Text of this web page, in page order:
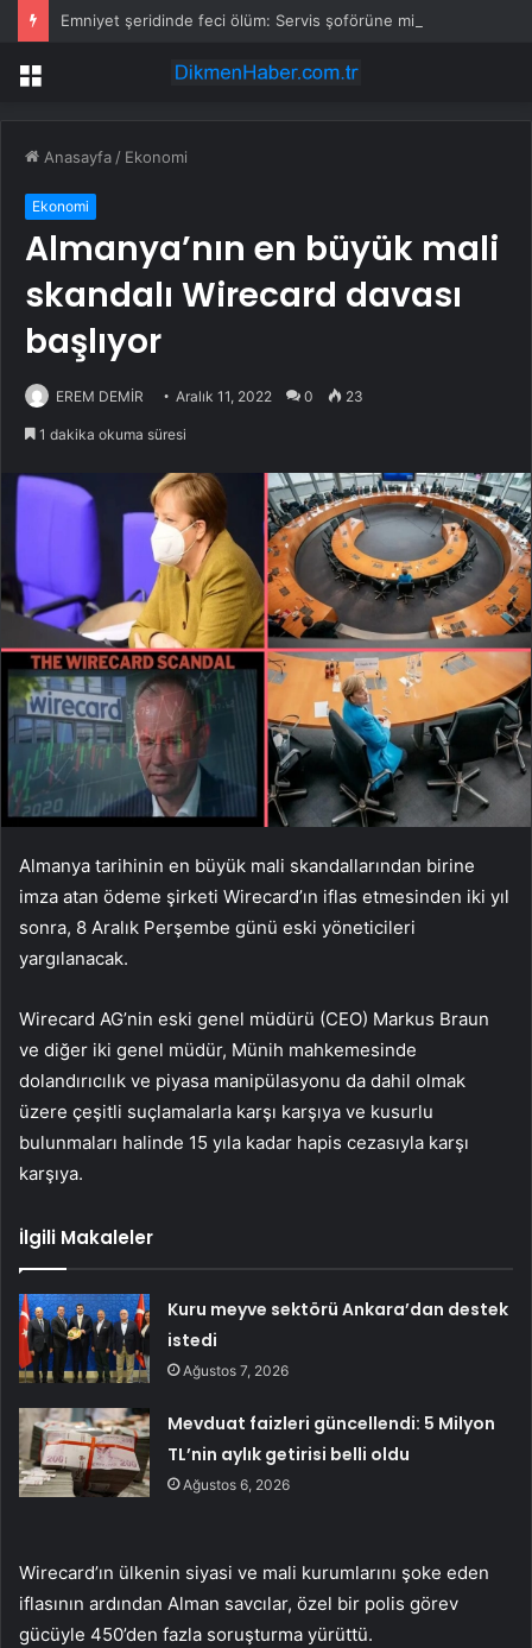
Menü
Anasayfa / Ekonomi
Ekonomi
Almanya’nın en büyük mali
skandalı Wirecard davası
başlıyor
EREM DEMİR Aralık 11, 2022 0 23
1 dakika okuma süresi
Almanya tarihinin en büyük mali skandallarından birine
imza atan ödeme şirketi Wirecard’ın iflas etmesinden iki yıl
sonra, 8 Aralık Perşembe günü eski yöneticileri
yargılanacak.
Wirecard AG’nin eski genel müdürü (CEO) Markus Braun
ve diğer iki genel müdür, Münih mahkemesinde
dolandırıcılık ve piyasa manipülasyonu da dahil olmak
üzere çeşitli suçlamalarla karşı karşıya ve kusurlu
bulunmaları halinde 15 yıla kadar hapis cezasıyla karşı
karşıya.
İlgili Makaleler
Kuru meyve sektörü Ankara’dan destek
istedi
Ağustos 7, 2026
Mevduat faizleri güncellendi: 5 Milyon
TL’nin aylık getirisi belli oldu
Ağustos 6, 2026
Wirecard’ın ülkenin siyasi ve mali kurumlarını şoke eden
iflasının ardından Alman savcılar, özel bir polis görev
gücüyle 450’den fazla soruşturma yürüttü.